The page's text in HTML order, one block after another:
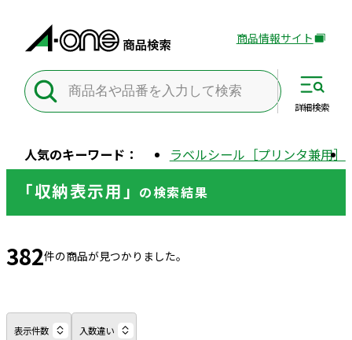
外
サ
別
ン
商品情報サイト
人気のキーワード： ラベルシール［プリンタ兼用］
詳細検索
「収納表示用」 の検索結果
382件の商品が見つかりました。
表示件数 入数違い